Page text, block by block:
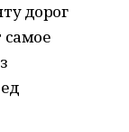
дорог
самое